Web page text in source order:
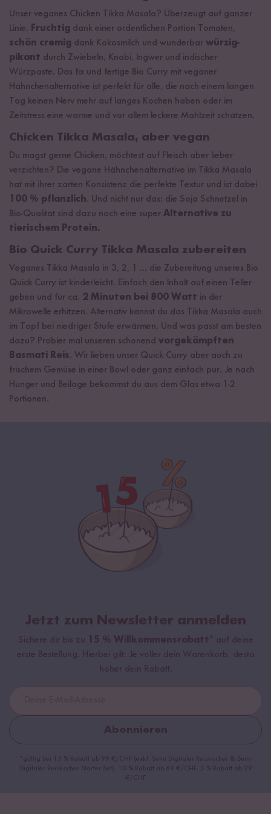
Unser veganes Chicken Tikka Masala? Überzeugt auf ganzer
Linie. Fruchtig dank einer ordentlichen Portion Tomaten,
schön cremig dank Kokosmilch und wunderbar würzig-
pikant durch Zwiebeln, Knobi, Ingwer und indischer
Würzpaste. Das fix und fertige Bio Curry mit veganer
Hähnchenalternative ist perfekt für alle, die nach einem langen
Tag keinen Nerv mehr auf langes Kochen haben oder im
Zeitstress eine warme und vor allem leckere Mahlzeit schätzen.
Chicken Tikka Masala, aber vegan
Du magst gerne Chicken, möchtest auf Fleisch aber lieber
verzichten? Die vegane Hähnchenalternative im Tikka Masala
hat mit ihrer zarten Konsistenz die perfekte Textur und ist dabei
100 % pflanzlich. Und nicht nur das: die Soja Schnetzel in
Bio-Qualität sind dazu noch eine super Alternative zu
tierischem Protein.
Bio Quick Curry Tikka Masala zubereiten
Veganes Tikka Masala in 3, 2, 1 ... die Zubereitung unseres Bio
Quick Curry ist kinderleicht. Einfach den Inhalt auf einen Teller
geben und für ca. 2 Minuten bei 800 Watt in der
Mikrowelle erhitzen. Alternativ kannst du das Tikka Masala auch
im Topf bei niedriger Stufe erwärmen. Und was passt am besten
dazu? Probier mal unseren schonend vorgekämpften
Basmati Reis. Wir lieben unser Quick Curry aber auch zu
frischem Gemüse in einer Bowl oder ganz einfach pur. Je nach
Hunger und Beilage bekommst du aus dem Glas etwa 1-2
Portionen.
Jetzt zum Newsletter anmelden
Sichere dir bis zu 15 % Willkommensrabatt* auf deine
erste Bestellung. Hierbei gilt: Je voller dein Warenkorb, desto
höher dein Rabatt.
Abonnieren
*gültig bei 15 % Rabatt ab 99 €/CHF (exkl. Sumi Digitaler Reiskocher & Sumi
Digitaler Reiskocher Starter Set), 10 % Rabatt ab 69 €/CHF, 5 % Rabatt ab 29
€/CHF